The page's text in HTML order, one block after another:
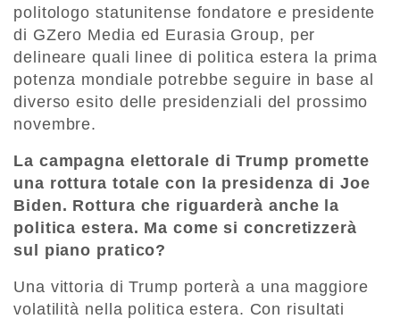
politologo statunitense fondatore e presidente
di GZero Media ed Eurasia Group, per
delineare quali linee di politica estera la prima
potenza mondiale potrebbe seguire in base al
diverso esito delle presidenziali del prossimo
novembre.
La campagna elettorale di Trump promette
una rottura totale con la presidenza di Joe
Biden. Rottura che riguarderà anche la
politica estera. Ma come si concretizzerà
sul piano pratico?
Una vittoria di Trump porterà a una maggiore
volatilità nella politica estera. Con risultati